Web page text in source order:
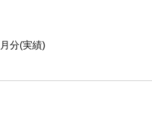
分(実績)